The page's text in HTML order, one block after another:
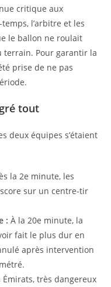
critique aux
l’arbitre et les
le ballon ne roulait
terrain. Pour garantir la
prise de ne pas
tout
deux équipes s’étaient
la 2e minute, les
sur un centre-tir
: À la 20e minute, la
fait le plus dur en
après intervention
Émirats, très dangereux